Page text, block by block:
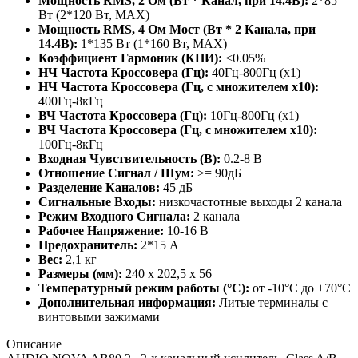
Вт (2*120 Вт, MAX)
Мощность RMS, 4 Ом Мост (Вт * 2 Канала, при
14.4В): 1*135 Вт (1*160 Вт, MAX)
Коэффициент Гармоник (КНИ): <0.05%
НЧ Частота Кроссовера (Гц): 40Гц-800Гц (х1)
НЧ Частота Кроссовера (Гц, с множителем х10):
400Гц-8кГц
ВЧ Частота Кроссовера (Гц): 10Гц-800Гц (х1)
ВЧ Частота Кроссовера (Гц, с множителем х10):
100Гц-8кГц
Входная Чувствительность (В): 0.2-8 В
Отношение Сигнал / Шум: >= 90дБ
Разделение Каналов: 45 дБ
Сигнальные Входы: низкочастотные выходы 2 канала
Режим Входного Сигнала: 2 канала
Рабочее Напряжение: 10-16 В
Предохранитель: 2*15 А
Вес: 2,1 кг
Размеры (мм): 240 x 202,5 x 56
Температурный режим работы (°C): от -10°C до +70°C
Дополнительная информация: Литые терминалы с
винтовыми зажимами
Описание